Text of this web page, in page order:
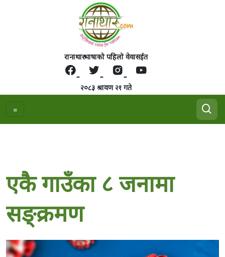
रानाथारु भाषाको पहिलो वेवासईत
२०८३ श्रावण २१ गते
एकै गाउँका ८ जनामा
सङ्क्रमण